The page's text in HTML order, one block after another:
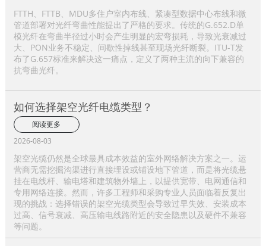
FTTH、FTTB、MDU多住户室内布线、紧凑型数据中心布线和微
管道部署对光纤弯曲性能提出了严格的要求。传统的G.652.D单
模光纤在弯曲半径过小时会产生明显的宏弯损耗，导致光衰减过
大、PON业务不稳定、间歇性掉线甚至现场光纤断裂。ITU-T发
布了G.657标准来解决这一痛点，定义了两种主流的向下兼容的
抗弯曲光纤。
如何选择架空光纤电缆类型？
阅读更多
2026-08-03
架空光缆仍然是全球最具成本效益的室外网络解决方案之一。运
营商无需挖掘沟渠进行直接埋设或铺设地下管道，而是将光缆悬
挂在电线杆、输电塔和建筑物外墙上，以提供宽带、电网通信和
专用网络连接。然而，许多工程师和采购专业人员面临着反复出
现的挑战：选择错误的架空光缆类型会导致过早失效、安装成本
过高、信号衰减、高压输电线路附近的安全隐患以及硬件不兼容
等问题。